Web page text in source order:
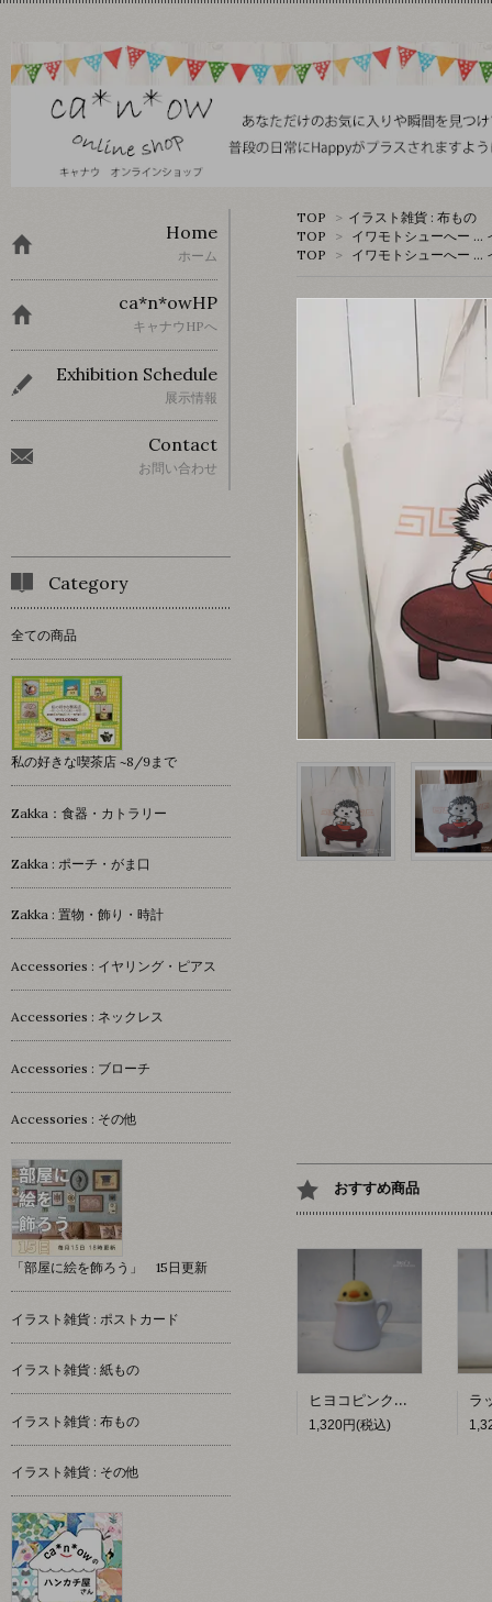
TOP > イラスト雑貨 : 布もの
TOP
> イワモトシューへー …
TOP
> イワモトシューへー …
おすすめ商品
ヒヨコピンクッション 【hacy's】
1,320円(税込)
Home
ホーム
ca*n*owHP
キャナウHPへ
Exhibition Schedule
展示情報
Contact
お問い合わせ
Category
全ての商品
私の好きな喫茶店 ~8/9まで
Zakka：食器・カトラリー
Zakka : ポーチ・がま口
Zakka : 置物・飾り・時計
Accessories : イヤリング・ピアス
Accessories : ネックレス
Accessories : ブローチ
Accessories : その他
「部屋に絵を飾ろう」 15日更新
イラスト雑貨 : ポストカード
イラスト雑貨 : 紙もの
イラスト雑貨 : 布もの
イラスト雑貨 : その他